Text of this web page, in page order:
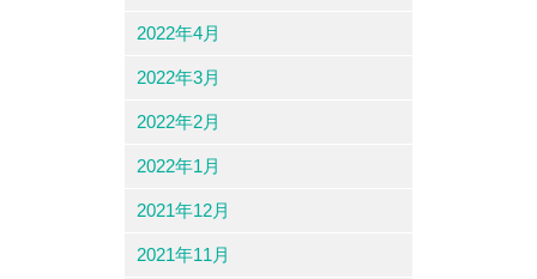
2022年4月
2022年3月
2022年2月
2022年1月
2021年12月
2021年11月